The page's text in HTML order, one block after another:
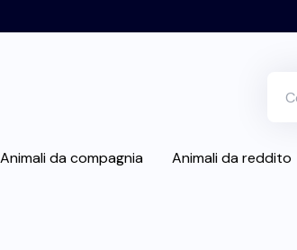
Animali da compagnia Animali da reddito